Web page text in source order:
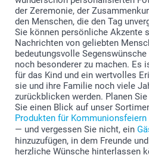
der Zeremonie, der
den Menschen, die den Tag
Sie können persönliche Akzente
Nachrichten von geliebten
bedeutungsvolle
noch besonderer zu machen. Es
für das Kind und ein wertvolles
sie und ihre Familie noch viele
zurückblicken werden. Planen
Sie einen Blick auf unser
Produkten für Kommunionsfeiern
— und vergessen Sie nicht, ein
hinzuzufügen, in dem Freunde
herzliche Wünsche hinterlassen